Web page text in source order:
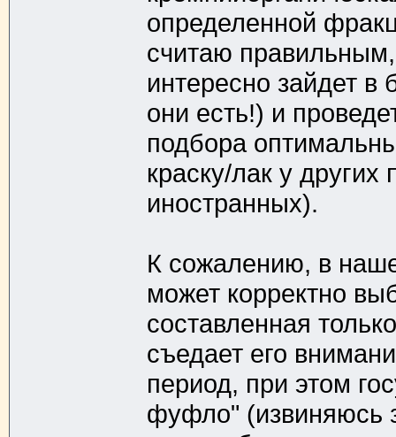
определенной
считаю правильным,
интересно зайдет в
они есть!) и
подбора
краску/лак у
иностранных).
К сожалению, в
может корректно
составленная
съедает его
период, при этом
фуфло" (извиняюсь